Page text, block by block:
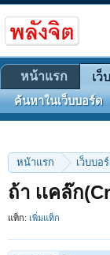
หน้าแรก เว็บบอ
ถ้า เเคล๊ก
แท็ก: เพิ่มแท็ก
หน้าแรก เว็
ค้นหาในเว็บบอร์ด